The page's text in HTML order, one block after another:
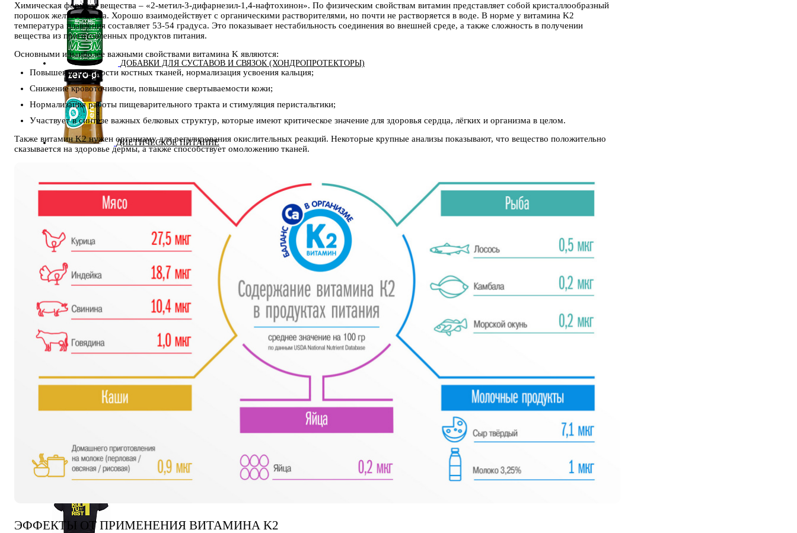
ДОБАВКИ ДЛЯ СУСТАВОВ И СВЯЗОК (ХОНДРОПРОТЕКТОРЫ)
ДИЕТИЧЕСКОЕ ПИТАНИЕ
ЗМА (ZMA)
ЗДОРОВЬЕ И ДОЛГОЛЕТИЕ
КРЕАТИН
KETO
Химическая формула вещества – «2-метил-3-дифарнезил-1,4-нафтохинон». По физическим свойствам витамин представляет собой кристаллообразный
порошок желтого цвета. Хорошо взаимодействует с органическими растворителями, но почти не растворяется в воде. В норме у витамина K2
температура плавления составляет 53-54 градуса. Это показывает нестабильность соединения во внешней среде, а также сложность в получении
вещества из приготовленных продуктов питания.
Основными и наиболее важными свойствами витамина K являются:
Повышение плотности костных тканей, нормализация усвоения кальция;
Снижение кровоточивости, повышение свертываемости кожи;
Нормализация работы пищеварительного тракта и стимуляция перистальтики;
Участвует в синтезе важных белковых структур, которые имеют критическое значение для здоровья сердца, лёгких и организма в целом.
Также витамин K2 нужен организму для регулирования окислительных реакций. Некоторые крупные анализы показывают, что вещество положительно
сказывается на здоровье дермы, а также способствует омоложению тканей.
ЭФФЕКТЫ ОТ ПРИМЕНЕНИЯ ВИТАМИНА K2